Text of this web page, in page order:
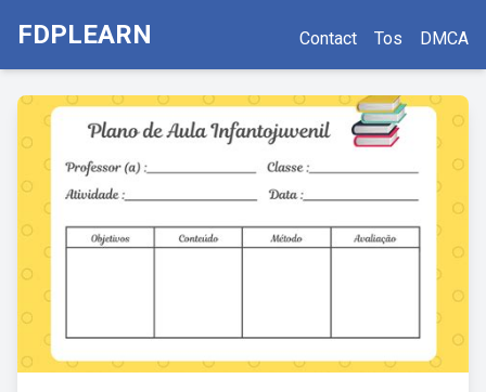
FDPLEARN Contact Tos DMCA